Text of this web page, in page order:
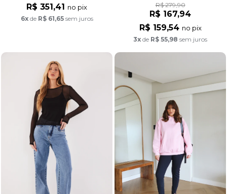
R$ 351,41 no pix
6xde R$ 61,65sem juros
R$ 279,90
R$ 167,94
R$ 159,54 no pix
3x de R$ 55,98 sem juros